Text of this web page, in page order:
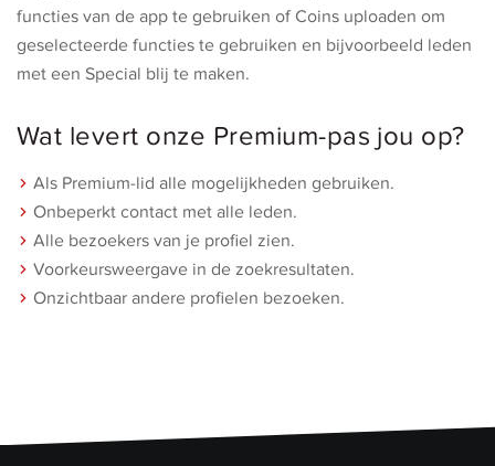
functies van de app te gebruiken of Coins uploaden om
geselecteerde functies te gebruiken en bijvoorbeeld leden
met een Special blij te maken.
Wat levert onze Premium-pas jou op?
Als Premium-lid alle mogelijkheden gebruiken.
Onbeperkt contact met alle leden.
Alle bezoekers van je profiel zien.
Voorkeursweergave in de zoekresultaten.
Onzichtbaar andere profielen bezoeken.
Helpen